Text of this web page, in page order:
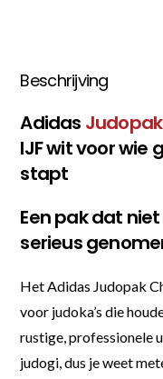
Beschrijving
Adidas Judopak
IJF wit voor
stapt
Een pak dat
serieus
Het Adidas Judopak
voor judoka’s die
rustige, professionele
judogi, dus je weet